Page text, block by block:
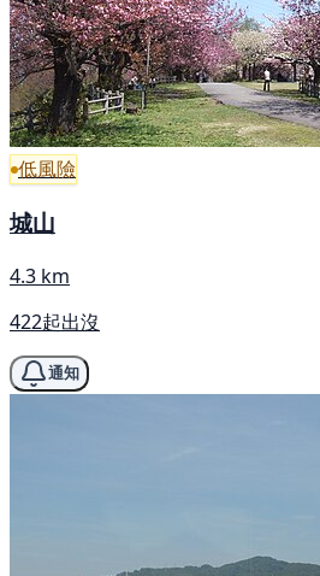
低風險
城山
4.3 km
422起出沒
通知